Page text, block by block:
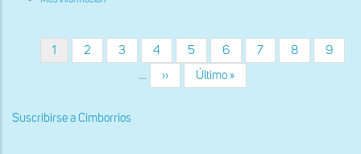
Sant
Pere
Camprodon
Paginación
Página
actual
1 Página
2 Página
3 Página
4 Página
5 Página
6 Página
7 Página
8 Página
9
…
Siguiente
página
››
Última
página
Último »
Suscribirse a Cimborrios